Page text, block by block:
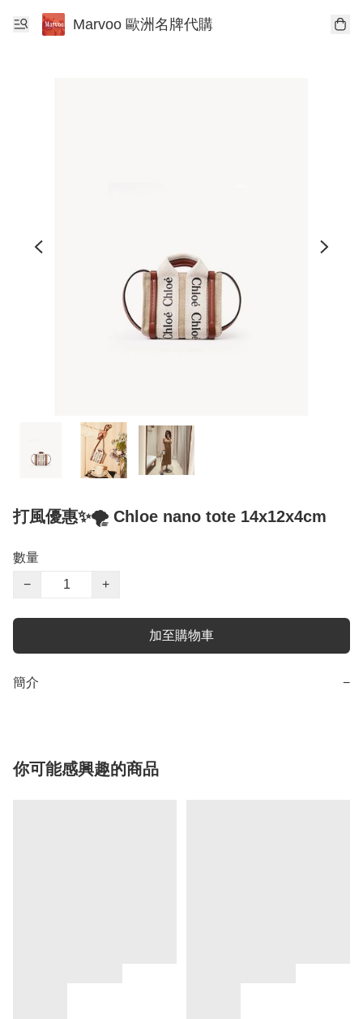
Marvoo 歐洲名牌代購
打風優惠✨🌪️ Chloe nano tote 14x12x4cm
數量
−
+
加至購物車
簡介 −
你可能感興趣的商品